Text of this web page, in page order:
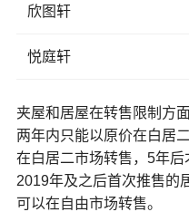
欣图轩
悦庭轩
夹屋和居屋在转售限制方
两年内只能以原价在白居
在白居二市场转售，5年后
2019年及之后首次推售的
可以在自由市场转售。